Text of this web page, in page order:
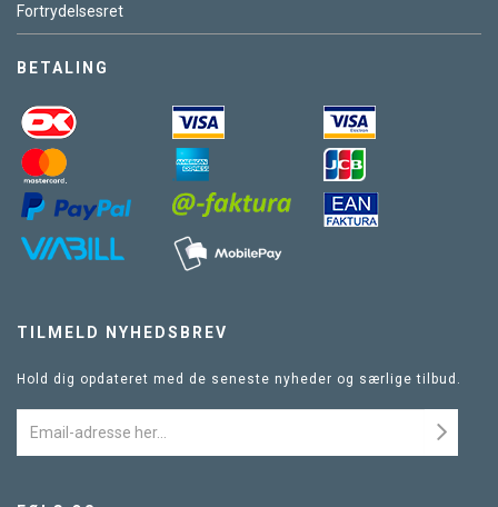
Fortrydelsesret
BETALING
TILMELD NYHEDSBREV
Hold dig opdateret med de seneste nyheder og særlige tilbud.